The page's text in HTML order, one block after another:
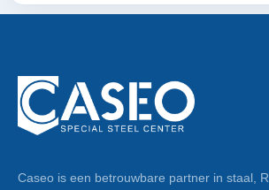
Caseo is een betrouwbare partner in staal,